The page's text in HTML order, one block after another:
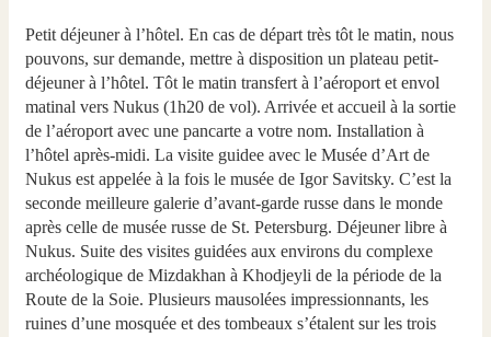
Petit déjeuner à l’hôtel. En cas de départ très tôt le matin, nous
pouvons, sur demande, mettre à disposition un plateau petit-
déjeuner à l’hôtel. Tôt le matin transfert à l’aéroport et envol
matinal vers Nukus (1h20 de vol). Arrivée et accueil à la sortie
de l’aéroport avec une pancarte a votre nom. Installation à
l’hôtel après-midi. La visite guidee avec le Musée d’Art de
Nukus est appelée à la fois le musée de Igor Savitsky. C’est la
seconde meilleure galerie d’avant-garde russe dans le monde
après celle de musée russe de St. Petersburg. Déjeuner libre à
Nukus. Suite des visites guidées aux environs du complexe
archéologique de Mizdakhan à Khodjeyli de la période de la
Route de la Soie. Plusieurs mausolées impressionnants, les
ruines d’une mosquée et des tombeaux s’étalent sur les trois